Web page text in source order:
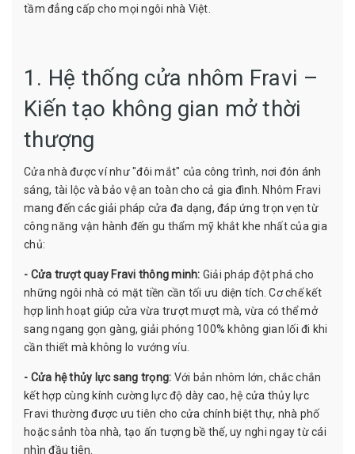
tầm đẳng cấp cho mọi ngôi nhà Việt.
1. Hệ thống cửa nhôm Fravi –
Kiến tạo không gian mở thời
thượng
Cửa nhà được ví như "đôi mắt" của công trình, nơi đón ánh
sáng, tài lộc và bảo vệ an toàn cho cả gia đình. Nhôm Fravi
mang đến các giải pháp cửa đa dạng, đáp ứng trọn vẹn từ
công năng vận hành đến gu thẩm mỹ khắt khe nhất của gia
chủ:
- Cửa trượt quay Fravi thông minh: Giải pháp đột phá cho
những ngôi nhà có mặt tiền cần tối ưu diện tích. Cơ chế kết
hợp linh hoạt giúp cửa vừa trượt mượt mà, vừa có thể mở
sang ngang gọn gàng, giải phóng 100% không gian lối đi khi
cần thiết mà không lo vướng víu.
- Cửa hệ thủy lực sang trọng: Với bản nhôm lớn, chắc chắn
kết hợp cùng kính cường lực độ dày cao, hệ cửa thủy lực
Fravi thường được ưu tiên cho cửa chính biệt thự, nhà phố
hoặc sảnh tòa nhà, tạo ấn tượng bề thế, uy nghi ngay từ cái
nhìn đầu tiên.